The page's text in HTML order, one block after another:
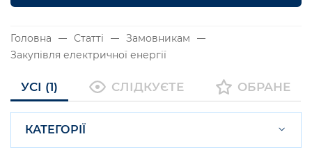
Головна Статті
Замовникам
Закупівля електричної енергії
УСІ (1) СЛІДКУЄТЕ ОБРАНЕ
КАТЕГОРІЇ